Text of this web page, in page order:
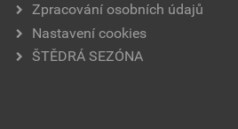
Zpracování osobních údajů
Nastavení cookies
ŠTĚDRÁ SEZÓNA